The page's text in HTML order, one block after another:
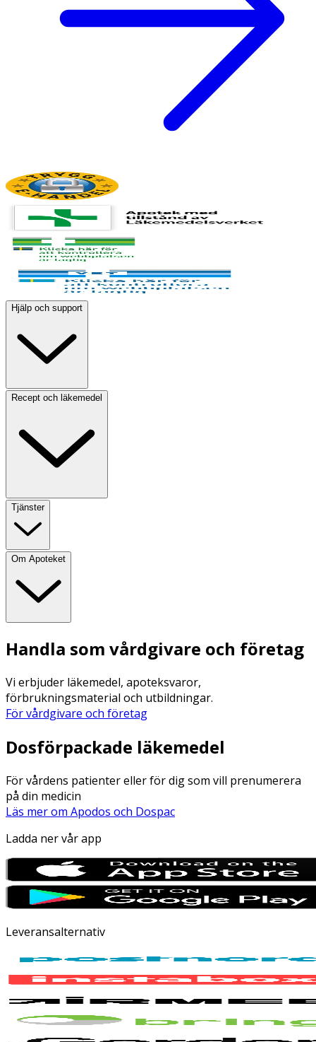
Hjälp och support
Recept och läkemedel
Tjänster
Om Apoteket
Handla som vårdgivare och företag
Vi erbjuder läkemedel, apoteksvaror,
förbrukningsmaterial och utbildningar.
För vårdgivare och företag
Dosförpackade läkemedel
För vårdens patienter eller för dig som vill prenumerera
på din medicin
Läs mer om Apodos och Dospac
Ladda ner vår app
Leveransalternativ